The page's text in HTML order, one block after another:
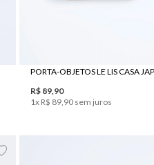
R$ 89 90
1x R$ 89 90 sem juros